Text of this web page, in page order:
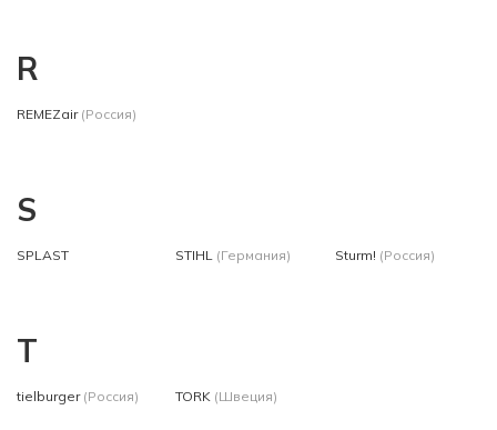
R
REMEZair (Россия)
S
SPLAST STIHL (Германия) Sturm! (Россия)
T
tielburger (Россия) TORK (Швеция)